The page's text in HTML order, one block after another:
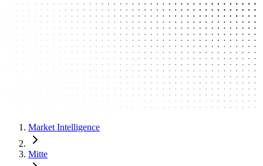
Market Intelligence
Mitte